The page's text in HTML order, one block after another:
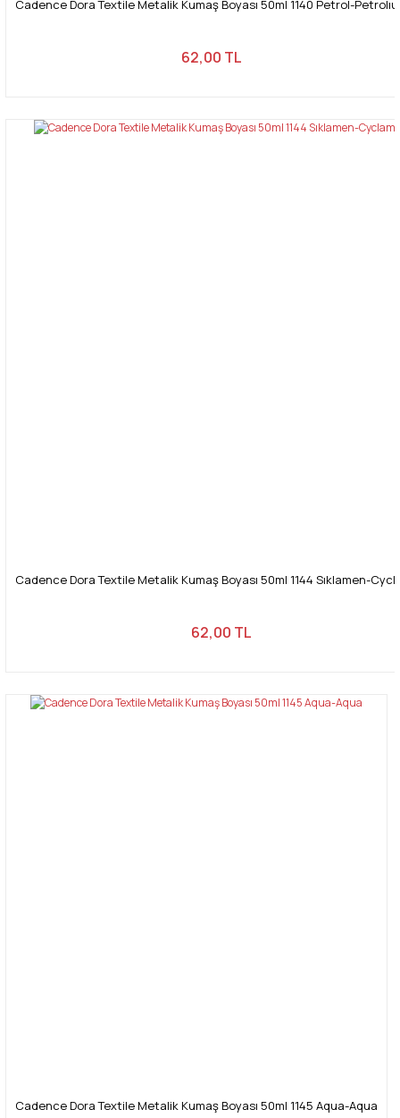
Cadence Dora Textile Metalik Kumaş Boyası 50ml 1140 Petrol-
62,00 TL
Cadence Dora Textile Metalik Kumaş Boyası 50ml 1144 Sıklamen-
62,00 TL
Cadence Dora Textile Metalik Kumaş Boyası 50ml 1145 Aqua-Aqua